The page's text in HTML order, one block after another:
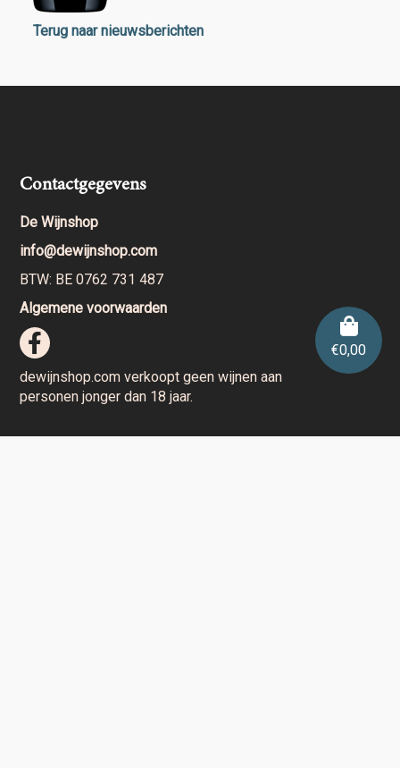
€0,00
Terug naar nieuwsberichten
Contactgegevens
De Wijnshop
info@dewijnshop.com
BTW: BE 0762 731 487
Algemene voorwaarden
dewijnshop.com verkoopt geen wijnen aan
personen jonger dan 18 jaar.